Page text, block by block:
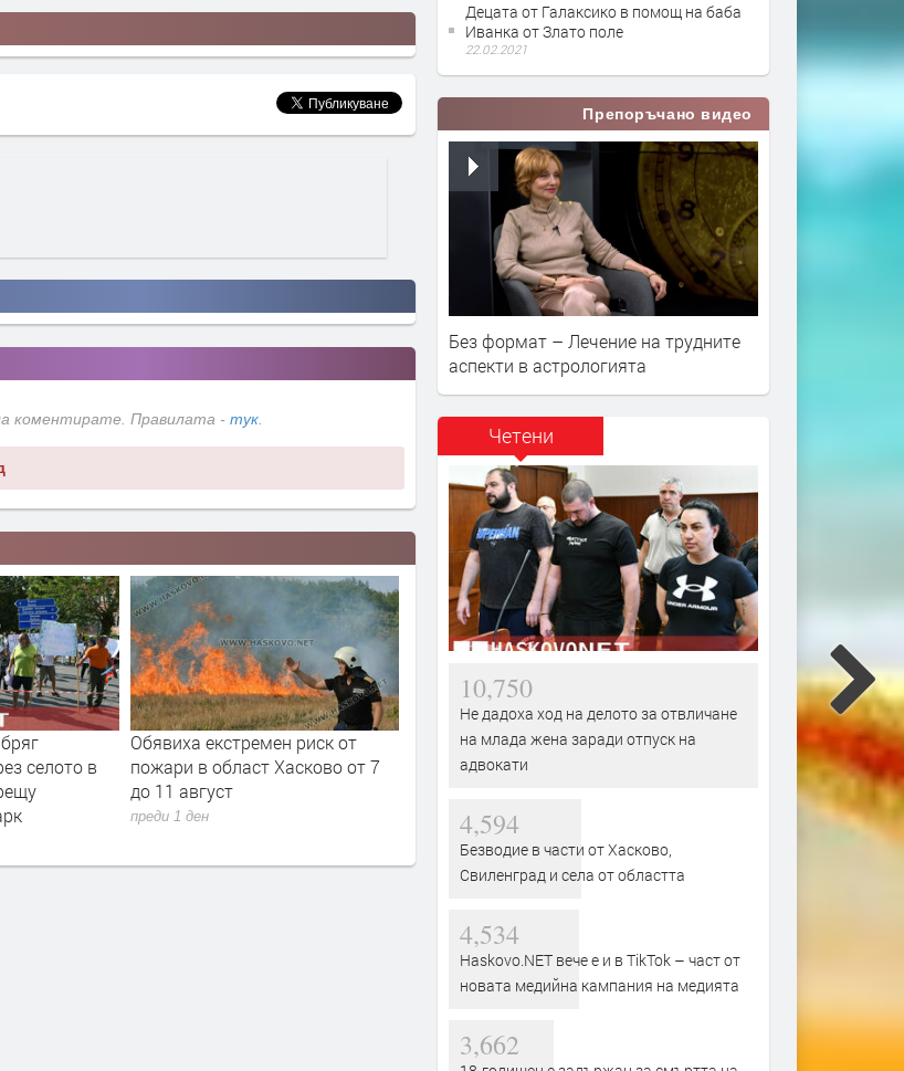
коментирате. Правилата - тук.
селото в
Обявиха екстремен риск от
пожари в област Хасково от 7
до 11 август
преди 1 ден
Светилището на нимфите и
Афродита става сцена на
Валентин Танев.
преди 3 дни
Димитровград отново
бригадирска столица по
80 години от
бригадирско движение
Децата от Галаксико в помощ на баба
Иванка от Злато поле
22.02.2021
Препоръчано видео
Без формат – Лечение на трудните
аспекти в астрологията
Четени
10,750
Не дадоха ход на делото за отвличане
на млада жена заради отпуск на
адвокати
4,594
Безводие в части от Хасково,
Свиленград и села от областта
4,534
Haskovo.NET вече е и в TikTok – част от
новата медийна кампания на медията
3,662